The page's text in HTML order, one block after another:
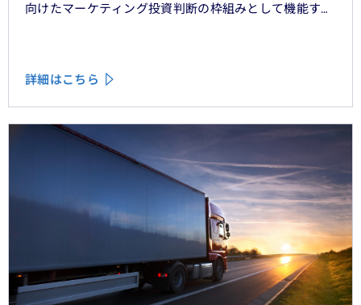
向けたマーケティング投資判断の枠組みとして機能する
詳細はこちら